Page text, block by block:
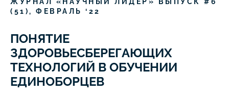
( 51 ), ФЕВРАЛЬ ‘ 22
ПОНЯТИЕ
ЗДОРОВЬЕСБЕРЕГАЮЩИХ
ТЕХНОЛОГИЙ В ОБУЧЕНИИ
ЕДИНОБОРЦЕВ